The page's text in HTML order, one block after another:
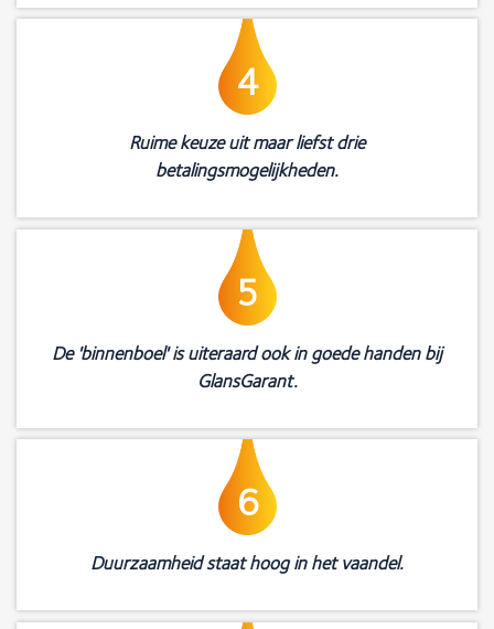
4
Ruime keuze uit maar liefst drie
betalingsmogelijkheden.
5
De 'binnenboel' is uiteraard ook in goede handen bij
GlansGarant.
6
Duurzaamheid staat hoog in het vaandel.